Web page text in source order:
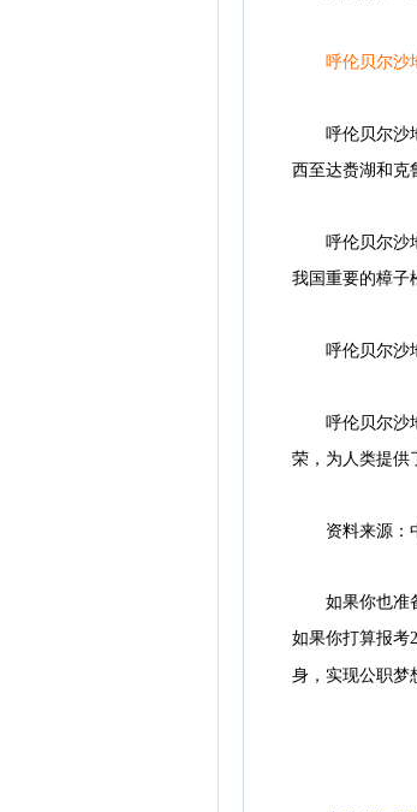
呼伦贝尔沙
呼伦贝尔沙地
西至达赉湖和克
呼伦贝尔沙地
我国重要的樟子
呼伦贝尔沙地
呼伦贝尔沙地
荣，为人类提供
资料来源：
如果你也准备
如果你打算报考
身，实现公职梦